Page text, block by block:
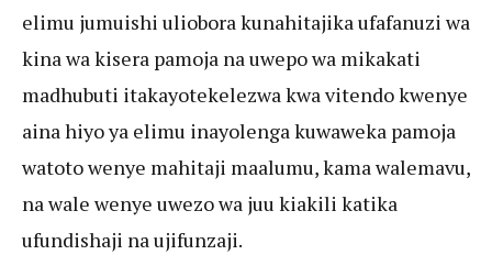
elimu jumuishi uliobora kunahitajika ufafanuzi wa
kina wa kisera pamoja na uwepo wa mikakati
madhubuti itakayotekelezwa kwa vitendo kwenye
aina hiyo ya elimu inayolenga kuwaweka pamoja
watoto wenye mahitaji maalumu, kama walemavu,
na wale wenye uwezo wa juu kiakili katika
ufundishaji na ujifunzaji.